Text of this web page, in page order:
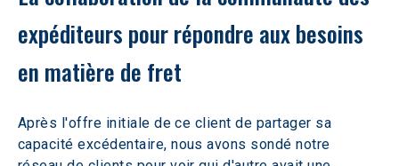
expéditeurs pour répondre aux besoins
en matière de fret
Après l'offre initiale de ce client de partager sa
capacité excédentaire, nous avons sondé notre